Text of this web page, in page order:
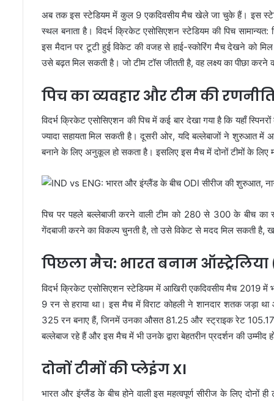
अब तक इस स्टेडियम में कुल 9 एकदिवसीय मैच खेले जा चुके हैं। इस
स्थल बनाता है। विदर्भ क्रिकेट एसोसिएशन स्टेडियम की पिच
इस मैदान पर टूटी हुई विकेट की वजह से हाई-स्कोरिंग मैच देखने को
उसे बढ़त मिल सकती है। जो टीम टॉस जीतती है, वह लक्ष्य का पीछा करने
पिच का व्यवहार और टीम की
विदर्भ क्रिकेट एसोसिएशन की पिच में कई बार देखा गया है कि यहाँ स्पिनरों
ज्यादा सहायता मिल सकती है। दूसरी ओर, यदि बल्लेबाजों ने शुरुआत में
बनाने के लिए अनुकूल हो सकता है। इसलिए इस मैच में दोनों टीमों के लिए
पिच पर पहले बल्लेबाजी करने वाली टीम को 280 से 300 के बीच का
गेंदबाजी करने का विकल्प चुनती है, तो उसे विकेट से मदद मिल सकती
पिछला मैच: भारत बनाम ऑस्ट्रेलिया
विदर्भ क्रिकेट एसोसिएशन स्टेडियम में आखिरी एकदिवसीय मैच 2019
9 रन से हराया था। इस मैच में विराट कोहली ने शानदार शतक जड़ा
325 रन बनाए हैं, जिनमें उनका औसत 81.25 और स्ट्राइक रेट 105.17
बल्लेबाज रहे हैं और इस मैच में भी उनके द्वारा बेहतरीन प्रदर्शन की उम्मीद
दोनों टीमों की प्लेइंग XI
भारत और इंग्लैंड के बीच होने वाली इस महत्वपूर्ण सीरीज के लिए दोनों